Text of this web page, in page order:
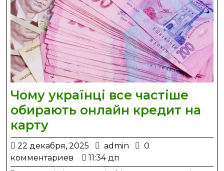
Чому українці все частіше
обирають онлайн кредит на
картуЧому
українці
все
22 декабря, 2025
22
декабря,
2025
admin admin
0
комментариев
11:34 дп